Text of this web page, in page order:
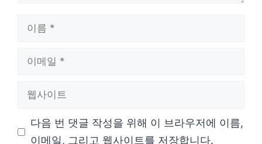
다음 번 댓글 작성을 위해 이 브라우저에 이름,
이메일, 그리고 웹사이트를 저장합니다.